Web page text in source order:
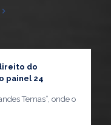
do
painel 24
Temas”, onde o